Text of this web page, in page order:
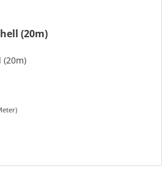
(20m)
(20m)